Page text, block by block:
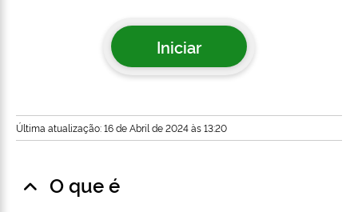
Iniciar
Última atualização: 16 de Abril de 2024 às 13:20
O que é